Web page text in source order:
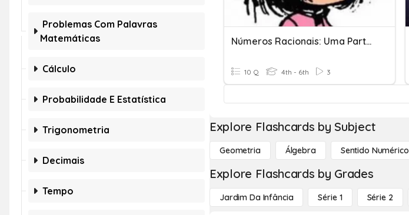
Problemas Com Palavras
Matemáticas
Cálculo
Probabilidade E Estatística
Trigonometria
Decimais
Tempo
Números Racionais: Uma Parte De...
10 Q 4th - 6th 3
Explore Flashcards by Subject
Geometria Álgebra Sentido Numérico
Explore Flashcards by Grades
Jardim Da Infância Série 1 Série 2